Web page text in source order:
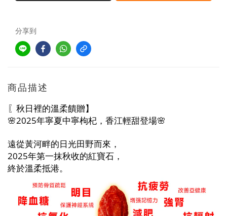
分享到
商品描述
〖秋日裡的溫柔饋贈】
🌸2025年寧夏中寧枸杞，香江輕甜登場🌸
遠從黃河畔的日光田野而來，
2025年第一抹秋收的紅寶石，
終於溫柔抵港。